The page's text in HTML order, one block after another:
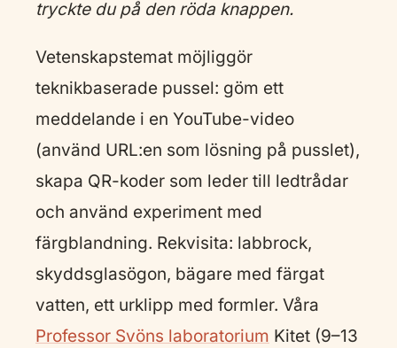
tryckte du på den röda knappen.
Vetenskapstemat möjliggör
teknikbaserade pussel: göm ett
meddelande i en YouTube-video
(använd URL:en som lösning på pusslet),
skapa QR-koder som leder till ledtrådar
och använd experiment med
färgblandning. Rekvisita: labbrock,
skyddsglasögon, bägare med färgat
vatten, ett urklipp med formler. Våra
Professor Svöns laboratorium Kitet (9–13